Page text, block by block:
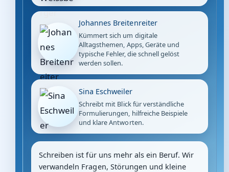
Johannes Breitenreiter
Kümmert sich um digitale
Alltagsthemen, Apps, Geräte und
typische Fehler, die schnell gelöst
werden sollen.
Sina Eschweiler
Schreibt mit Blick für verständliche
Formulierungen, hilfreiche Beispiele
und klare Antworten.
Schreiben ist für uns mehr als ein Beruf. Wir
verwandeln Fragen, Störungen und kleine